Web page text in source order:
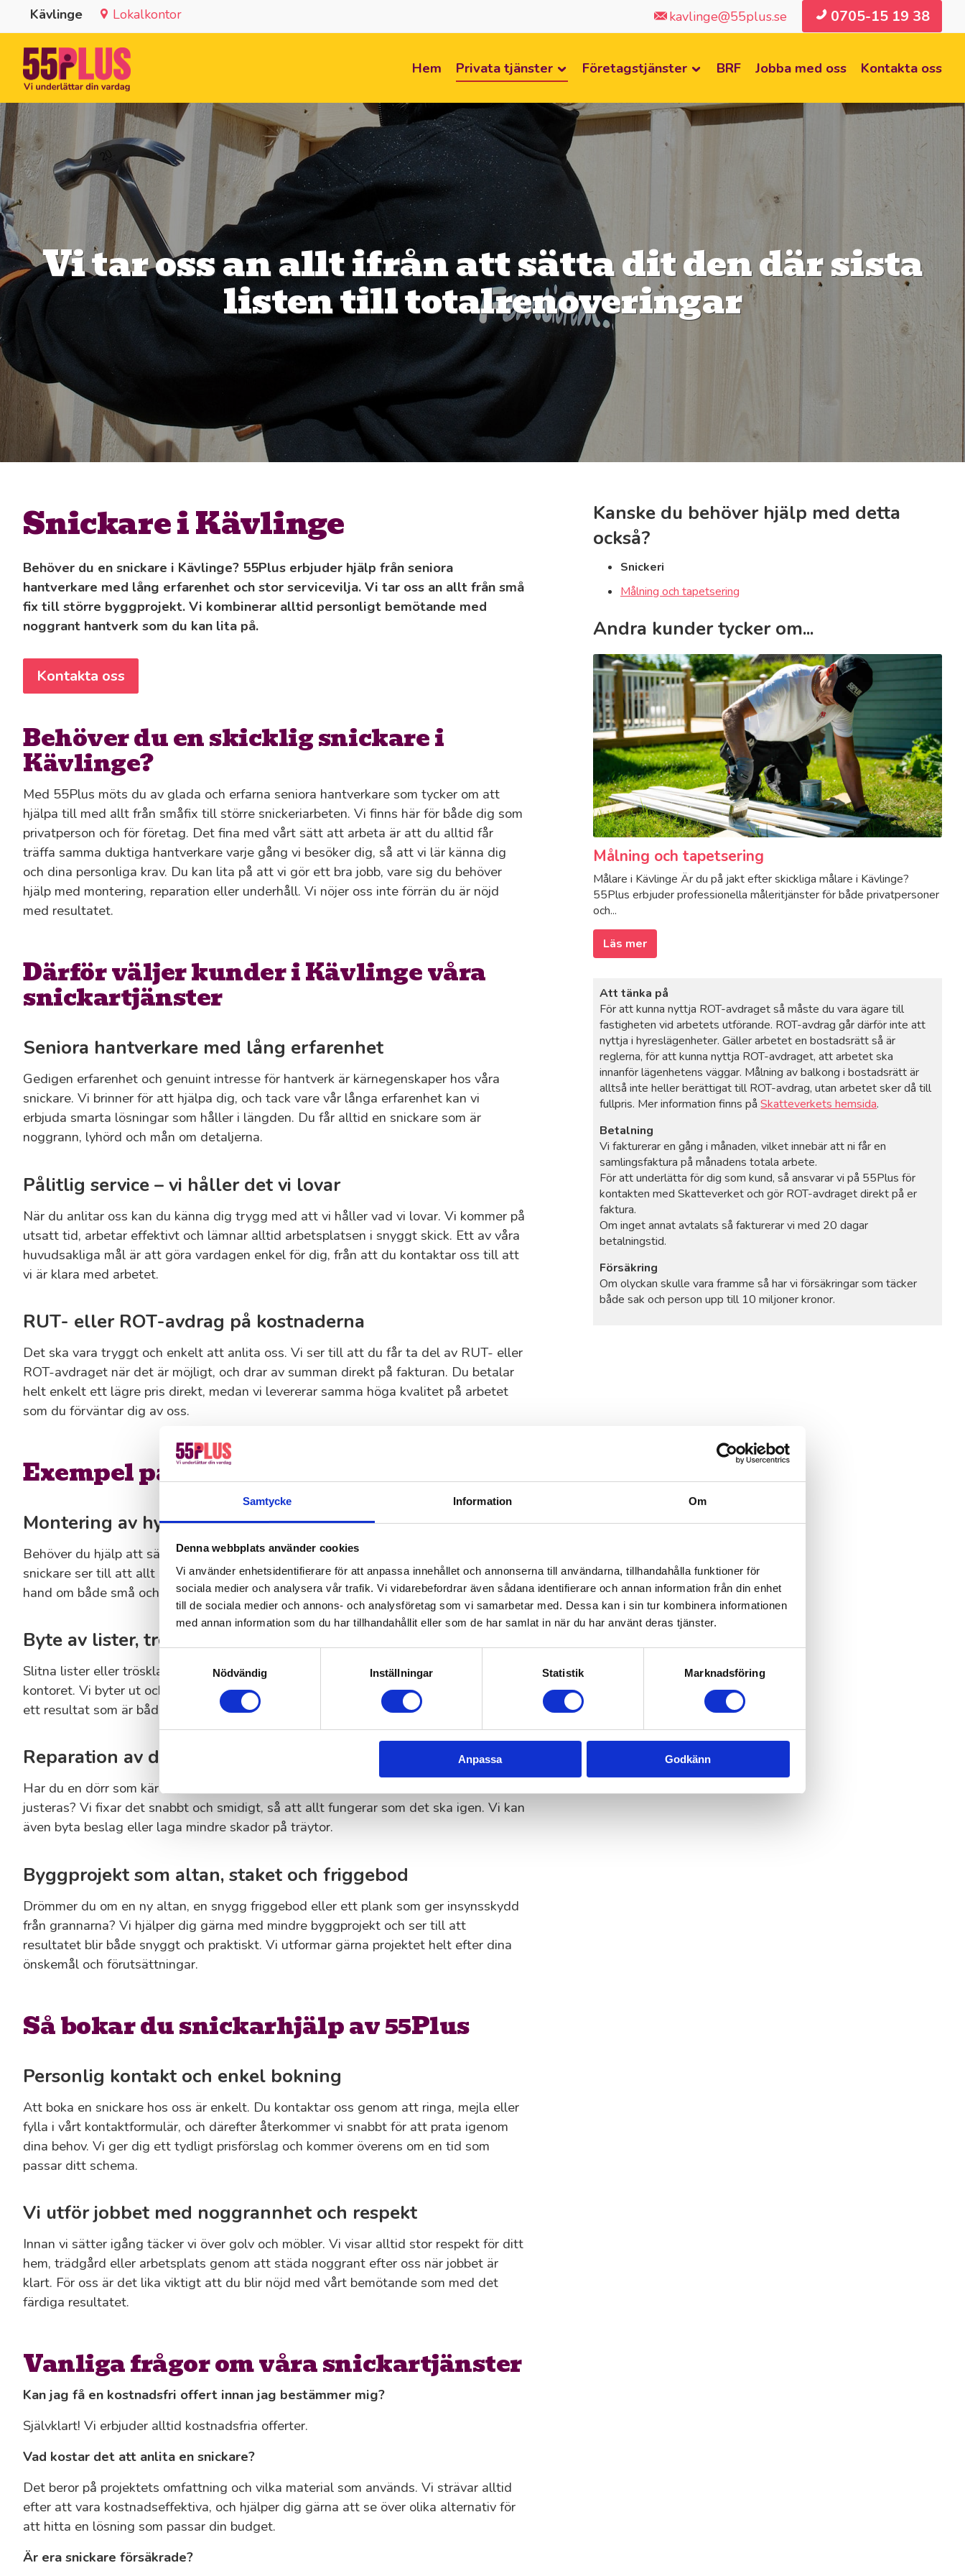
Samtycke Information Om
Denna webbplats använder cookies
Vi använder enhetsidentifierare för att anpassa innehållet och annonserna till användarna, tillhandahålla funktioner för
sociala medier och analysera vår trafik. Vi vidarebefordrar även sådana identifierare och annan information från din enhet
till de sociala medier och annons- och analysföretag som vi samarbetar med. Dessa kan i sin tur kombinera informationen
med annan information som du har tillhandahållit eller som de har samlat in när du har använt deras tjänster.
Nödvändig
Inställningar Statistik Marknadsföring
Anpassa Godkänn
Kävlinge Lokalkontor kavlinge@55plus.se 0705-15 19 38
Hem Privata tjänster Företagstjänster BRF Jobba med oss Kontakta oss
Vi tar oss an allt ifrån att sätta dit den där sista
listen till totalrenoveringar
Snickare i Kävlinge
Behöver du en snickare i Kävlinge? 55Plus erbjuder hjälp från seniora
hantverkare med lång erfarenhet och stor servicevilja. Vi tar oss an allt från små
fix till större byggprojekt. Vi kombinerar alltid personligt bemötande med
noggrant hantverk som du kan lita på.
Kontakta oss
Behöver du en skicklig snickare i
Kävlinge?
Med 55Plus möts du av glada och erfarna seniora hantverkare som tycker om att
hjälpa till med allt från småfix till större snickeriarbeten. Vi finns här för både dig som
privatperson och för företag. Det fina med vårt sätt att arbeta är att du alltid får
träffa samma duktiga hantverkare varje gång vi besöker dig, så att vi lär känna dig
och dina personliga krav. Du kan lita på att vi gör ett bra jobb, vare sig du behöver
hjälp med montering, reparation eller underhåll. Vi nöjer oss inte förrän du är nöjd
med resultatet.
Därför väljer kunder i Kävlinge våra
snickartjänster
Seniora hantverkare med lång erfarenhet
Gedigen erfarenhet och genuint intresse för hantverk är kärnegenskaper hos våra
snickare. Vi brinner för att hjälpa dig, och tack vare vår långa erfarenhet kan vi
erbjuda smarta lösningar som håller i längden. Du får alltid en snickare som är
noggrann, lyhörd och mån om detaljerna.
Pålitlig service – vi håller det vi lovar
När du anlitar oss kan du känna dig trygg med att vi håller vad vi lovar. Vi kommer på
utsatt tid, arbetar effektivt och lämnar alltid arbetsplatsen i snyggt skick. Ett av våra
huvudsakliga mål är att göra vardagen enkel för dig, från att du kontaktar oss till att
vi är klara med arbetet.
RUT- eller ROT-avdrag på kostnaderna
Det ska vara tryggt och enkelt att anlita oss. Vi ser till att du får ta del av RUT- eller
ROT-avdraget när det är möjligt, och drar av summan direkt på fakturan. Du betalar
helt enkelt ett lägre pris direkt, medan vi levererar samma höga kvalitet på arbetet
som du förväntar dig av oss.
Exempel på vad vi kan hjälpa till med
Montering av hyllor, skåp och möbler
Behöver du hjälp att sätta ihop nya möbler, sätta upp hyllor eller montera skåp? Våra
snickare ser till att allt sitter stadigt och rakt i hemmet eller på arbetsplatsen. Vi tar
hand om både små och stora monteringsjobb.
Byte av lister, trösklar och enklare snickerier
Slitna lister eller trösklar kan snabbt försämra helhetsintrycket i ditt hem eller på
kontoret. Vi byter ut och fräschar upp lister, trösklar och andra mindre snickerier med
ett resultat som är både snyggt och tåligt.
Reparation av dörrar, lådor och köksluckor
Har du en dörr som kärvar, en låda som fastnar eller köksluckor som behöver
justeras? Vi fixar det snabbt och smidigt, så att allt fungerar som det ska igen. Vi kan
även byta beslag eller laga mindre skador på träytor.
Byggprojekt som altan, staket och friggebod
Drömmer du om en ny altan, en snygg friggebod eller ett plank som ger insynsskydd
från grannarna? Vi hjälper dig gärna med mindre byggprojekt och ser till att
resultatet blir både snyggt och praktiskt. Vi utformar gärna projektet helt efter dina
önskemål och förutsättningar.
Så bokar du snickarhjälp av 55Plus
Personlig kontakt och enkel bokning
Att boka en snickare hos oss är enkelt. Du kontaktar oss genom att ringa, mejla eller
fylla i vårt kontaktformulär, och därefter återkommer vi snabbt för att prata igenom
dina behov. Vi ger dig ett tydligt prisförslag och kommer överens om en tid som
passar ditt schema.
Vi utför jobbet med noggrannhet och respekt
Innan vi sätter igång täcker vi över golv och möbler. Vi visar alltid stor respekt för ditt
hem, trädgård eller arbetsplats genom att städa noggrant efter oss när jobbet är
klart. För oss är det lika viktigt att du blir nöjd med vårt bemötande som med det
färdiga resultatet.
Vanliga frågor om våra snickartjänster
Kan jag få en kostnadsfri offert innan jag bestämmer mig?
Självklart! Vi erbjuder alltid kostnadsfria offerter.
Vad kostar det att anlita en snickare?
Det beror på projektets omfattning och vilka material som används. Vi strävar alltid
efter att vara kostnadseffektiva, och hjälper dig gärna att se över olika alternativ för
att hitta en lösning som passar din budget.
Är era snickare försäkrade?
Kanske du behöver hjälp med detta
också?
Snickeri
Målning och tapetsering
Andra kunder tycker om...
Målning och tapetsering
Målare i Kävlinge Är du på jakt efter skickliga målare i Kävlinge?
55Plus erbjuder professionella måleritjänster för både privatpersoner
och...
Läs mer
Att tänka på
För att kunna nyttja ROT-avdraget så måste du vara ägare till
fastigheten vid arbetets utförande. ROT-avdrag går därför inte att
nyttja i hyreslägenheter. Gäller arbetet en bostadsrätt så är
reglerna, för att kunna nyttja ROT-avdraget, att arbetet ska
innanför lägenhetens väggar. Målning av balkong i bostadsrätt är
alltså inte heller berättigat till ROT-avdrag, utan arbetet sker då till
fullpris. Mer information finns påSkatteverkets hemsida.
Betalning
Vi fakturerar en gång i månaden, vilket innebär att ni får en
samlingsfaktura på månadens totala arbete.
För att underlätta för dig som kund, så ansvarar vi på 55Plus för
kontakten med Skatteverket och gör ROT-avdraget direkt på er
faktura.
Om inget annat avtalats så fakturerar vi med 20 dagar
betalningstid.
Försäkring
Om olyckan skulle vara framme så har vi försäkringar som täcker
både sak och person upp till 10 miljoner kronor.